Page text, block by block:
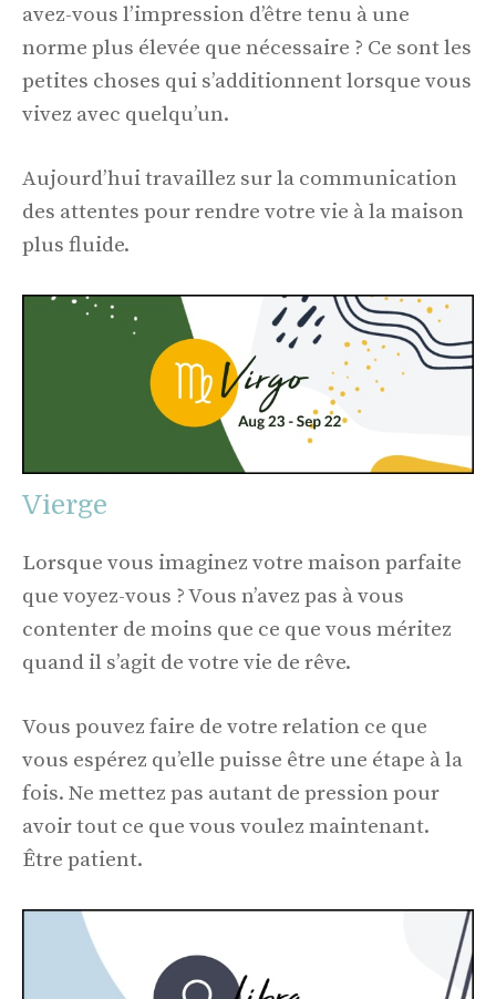
avez-vous l’impression d’être tenu à une
norme plus élevée que nécessaire ? Ce sont les
petites choses qui s’additionnent lorsque vous
vivez avec quelqu’un.
Aujourd’hui travaillez sur la communication
des attentes pour rendre votre vie à la maison
plus fluide.
Vierge
Lorsque vous imaginez votre maison parfaite
que voyez-vous ? Vous n’avez pas à vous
contenter de moins que ce que vous méritez
quand il s’agit de votre vie de rêve.
Vous pouvez faire de votre relation ce que
vous espérez qu’elle puisse être une étape à la
fois. Ne mettez pas autant de pression pour
avoir tout ce que vous voulez maintenant.
Être patient.